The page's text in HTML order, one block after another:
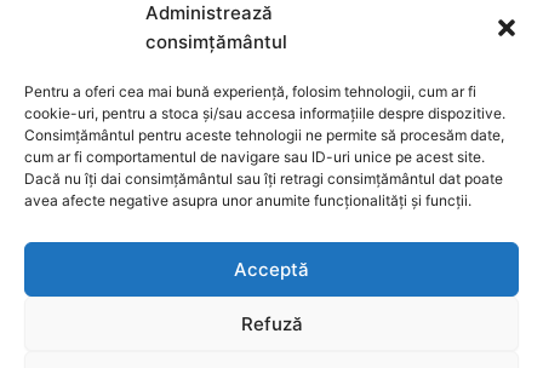
Administrează
consimțământul
Pentru a oferi cea mai bună experiență, folosim tehnologii, cum ar fi
cookie-uri, pentru a stoca și/sau accesa informațiile despre dispozitive.
Consimțământul pentru aceste tehnologii ne permite să procesăm date,
cum ar fi comportamentul de navigare sau ID-uri unice pe acest site.
Dacă nu îți dai consimțământul sau îți retragi consimțământul dat poate
avea afecte negative asupra unor anumite funcționalități și funcții.
Acceptă
Refuză
Taxe și Impozite Locale
Anunțuri
Hotarâri de Consiliu
Certificate de Urbanism
Autorizații de Construcții
Orașe Înfrățite
Contact